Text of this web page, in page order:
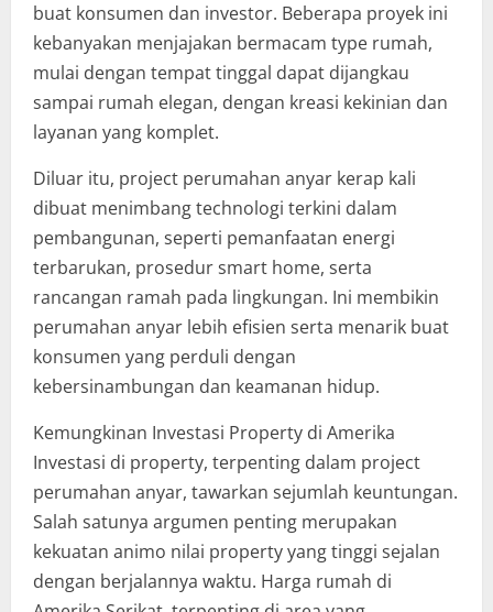
buat konsumen dan investor. Beberapa proyek ini
kebanyakan menjajakan bermacam type rumah,
mulai dengan tempat tinggal dapat dijangkau
sampai rumah elegan, dengan kreasi kekinian dan
layanan yang komplet.
Diluar itu, project perumahan anyar kerap kali
dibuat menimbang technologi terkini dalam
pembangunan, seperti pemanfaatan energi
terbarukan, prosedur smart home, serta
rancangan ramah pada lingkungan. Ini membikin
perumahan anyar lebih efisien serta menarik buat
konsumen yang perduli dengan
kebersinambungan dan keamanan hidup.
Kemungkinan Investasi Property di Amerika
Investasi di property, terpenting dalam project
perumahan anyar, tawarkan sejumlah keuntungan.
Salah satunya argumen penting merupakan
kekuatan animo nilai property yang tinggi sejalan
dengan berjalannya waktu. Harga rumah di